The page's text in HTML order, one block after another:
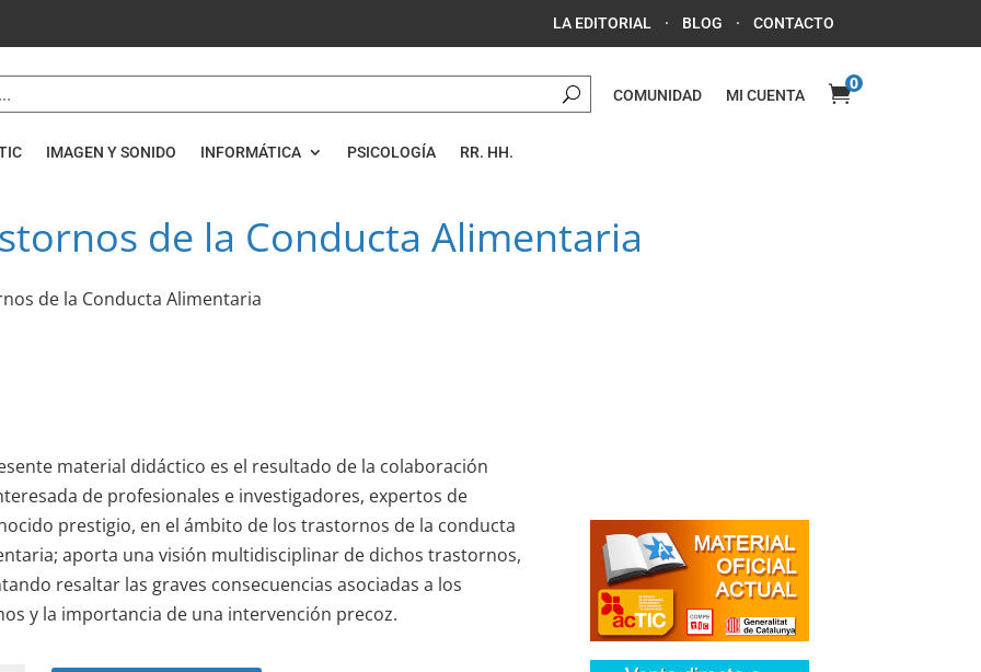
LA EDITORIAL · BLOG · CONTACTO
COMUNIDAD MI CUENTA 0
IMAGEN Y SONIDO INFORMÁTICA PSICOLOGÍA RR. HH.
de la Conducta Alimentaria
de la Conducta Alimentaria
material didáctico es el resultado de la colaboración
de profesionales e investigadores, expertos de
prestigio, en el ámbito de los trastornos de la conducta
aporta una visión multidisciplinar de dichos trastornos,
resaltar las graves consecuencias asociadas a los
y la importancia de una intervención precoz.